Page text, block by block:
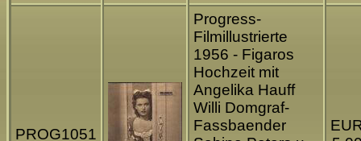
PROG1051
Progress-
Filmillustrierte
1956 - Figaros
Hochzeit mit
Angelika Hauff
Willi Domgraf-
Fassbaender